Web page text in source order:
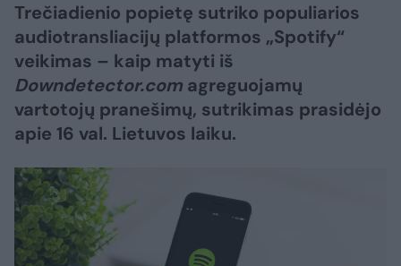
Trečiadienio popietę sutriko populiarios
audiotransliacijų platformos „Spotify“
veikimas – kaip matyti iš
Downdetector.com agreguojamų
vartotojų pranešimų, sutrikimas prasidėjo
apie 16 val. Lietuvos laiku.